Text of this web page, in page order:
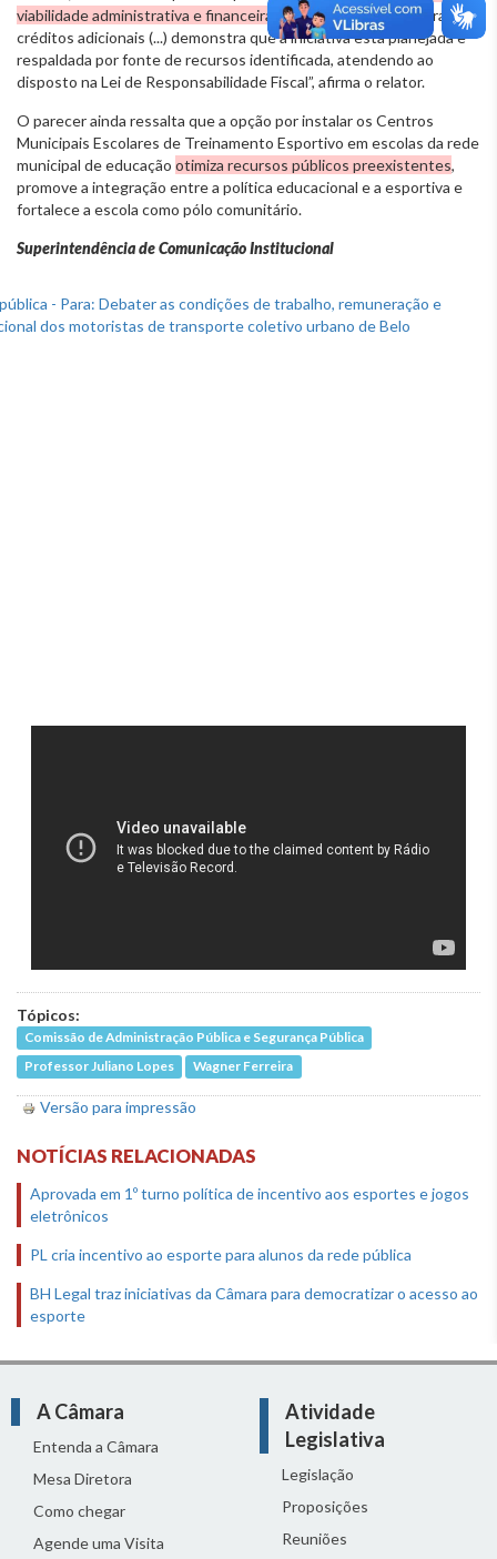
viabilidade administrativa e financeira da proposta.“A abertura de
créditos adicionais (...) demonstra que a iniciativa está planejada e
respaldada por fonte de recursos identificada, atendendo ao
disposto na Lei de Responsabilidade Fiscal”, afirma o relator.
O parecer ainda ressalta que a opção por instalar os Centros
Municipais Escolares de Treinamento Esportivo em escolas da rede
municipal de educação otimiza recursos públicos preexistentes,
promove a integração entre a política educacional e a esportiva e
fortalece a escola como pólo comunitário.
Superintendência de Comunicação Institucional
Tópicos:
Comissão de Administração Pública e Segurança Pública
Professor Juliano Lopes
Wagner Ferreira
Versão para impressão
NOTÍCIAS RELACIONADAS
Aprovada em 1º turno política de incentivo aos esportes e jogos
eletrônicos
PL cria incentivo ao esporte para alunos da rede pública
BH Legal traz iniciativas da Câmara para democratizar o acesso ao
esporte
A Câmara
Entenda a Câmara
Mesa Diretora
Como chegar
Agende uma Visita
Atividade
Legislativa
Legislação
Proposições
Reuniões